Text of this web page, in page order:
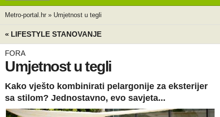
Metro-portal.hr » Umjetnost u tegli
« LIFESTYLE STANOVANJE
FORA
Umjetnost u tegli
Kako vješto kombinirati pelargonije za eksterijer
sa stilom? Jednostavno, evo savjeta...